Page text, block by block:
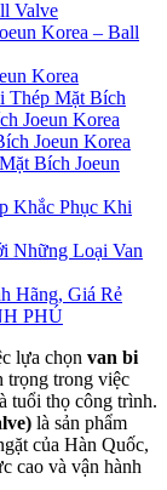
Valve
Korea – Ball
Korea
Thép Mặt Bích
Joeun Korea
Joeun Korea
Bích Joeun
Khắc Phục Khi
Những Loại Van
Hãng, Giá Rẻ
PHÚ
lựa chọn van bi
trọng trong việc
tuổi thọ công trình.
là sản phẩm
của Hàn Quốc,
cao và vận hành